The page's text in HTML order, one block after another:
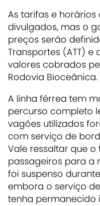
As tarifas e
divulgados, mas o
preços serão
Transportes (ATT) e
valores cobrados
Rodovia Bioceânica.
A linha férrea tem
percurso completo
vagões utilizados
com serviço de
Vale ressaltar que
passageiros para a
foi suspenso
embora o serviço
tenha permanecido